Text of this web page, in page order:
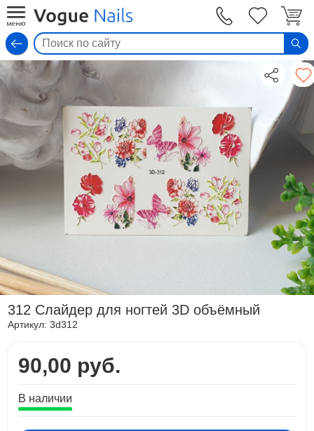
312 Слайдер для ногтей 3D объёмный
Артикул:3d312
90,00 руб.
В наличии